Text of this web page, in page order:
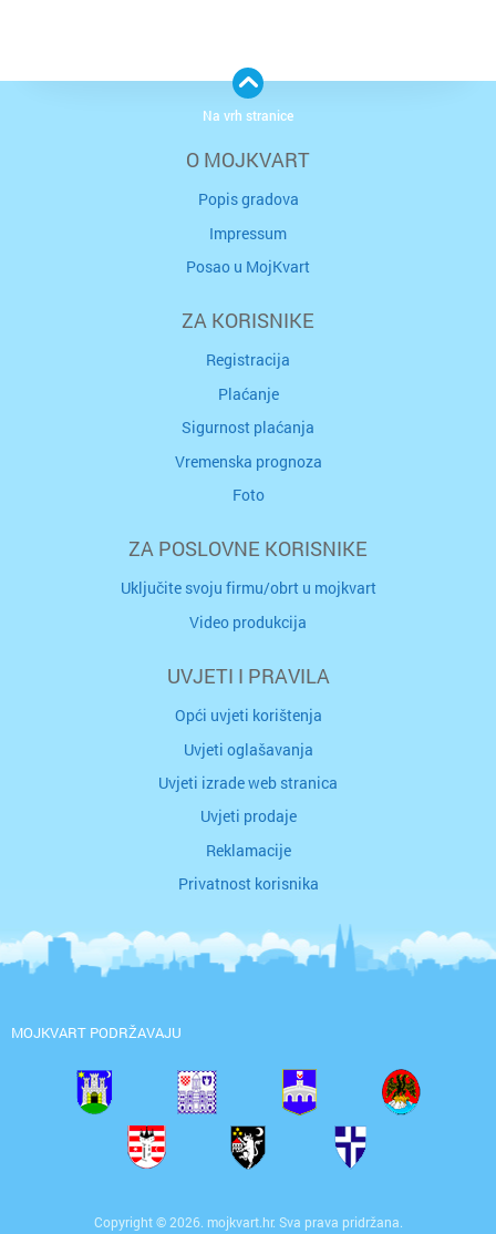
O MOJKVART
Popis gradova
Impressum
Posao u MojKvart
ZA KORISNIKE
Registracija
Plaćanje
Sigurnost plaćanja
Vremenska prognoza
Foto
ZA POSLOVNE KORISNIKE
Uključite svoju firmu/obrt u mojkvart
Video produkcija
UVJETI I PRAVILA
Opći uvjeti korištenja
Uvjeti oglašavanja
Uvjeti izrade web stranica
Uvjeti prodaje
Reklamacije
Privatnost korisnika
MOJKVART PODRŽAVAJU
Copyright © 2026. mojkvart.hr. Sva prava pridržana.
Na vrh stranice